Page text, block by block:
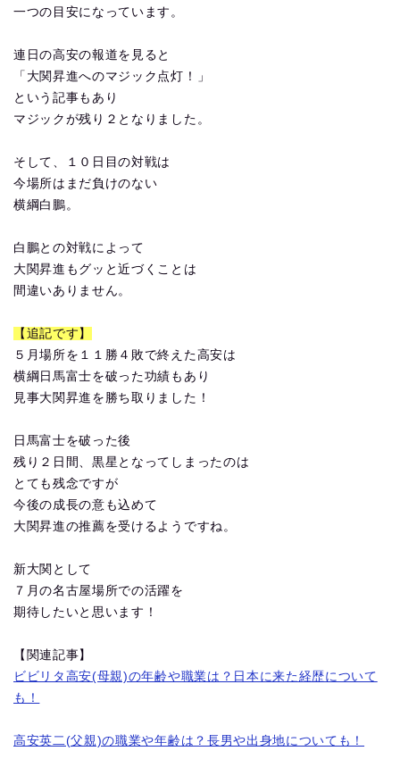
一つの目安になっています。
連日の高安の報道を見ると
「大関昇進へのマジック点灯！」
という記事もあり
マジックが残り２となりました。
そして、１０日目の対戦は
今場所はまだ負けのない
横綱白鵬。
白鵬との対戦によって
大関昇進もグッと近づくことは
間違いありません。
【追記です】
５月場所を１１勝４敗で終えた高安は
横綱日馬富士を破った功績もあり
見事大関昇進を勝ち取りました！
日馬富士を破った後
残り２日間、黒星となってしまったのは
とても残念ですが
今後の成長の意も込めて
大関昇進の推薦を受けるようですね。
新大関として
７月の名古屋場所での活躍を
期待したいと思います！
【関連記事】
ビビリタ高安(母親)の年齢や職業は？日本に来た経歴について
も！
高安英二(父親)の職業や年齢は？長男や出身地についても！